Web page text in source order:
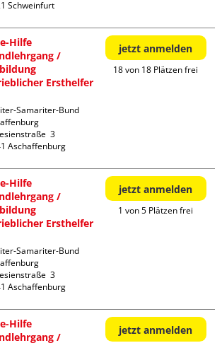
Hilfe
/
Ersthelfer
Samariter-Bund
3
jetzt anmelden
18 von 18 Plätzen frei
Hilfe
/
Ersthelfer
Samariter-Bund
3
jetzt anmelden
1 von 5 Plätzen frei
Hilfe
/
jetzt anmelden